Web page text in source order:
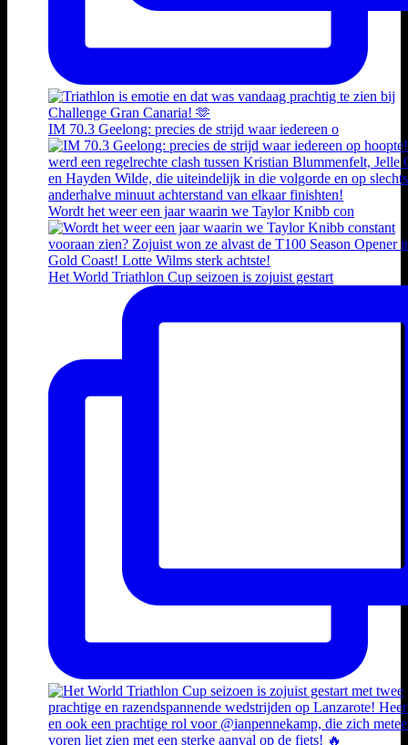
IM 70.3 Geelong: precies de strijd waar iedereen o
Wordt het weer een jaar waarin we Taylor Knibb con
Het World Triathlon Cup seizoen is zojuist gestart